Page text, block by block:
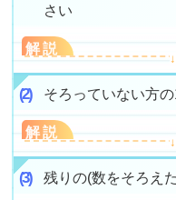
さい
解説
そろっていない方
解説
残りの(数をそろえ